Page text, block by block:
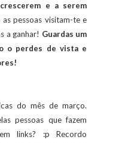
e a serem
pessoas visitam-te e
a ganhar! Guardas um
o perdes de vista e
do mês de março.
pessoas que fazem
links? :p Recordo